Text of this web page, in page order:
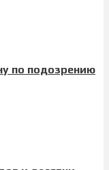
по подозрению